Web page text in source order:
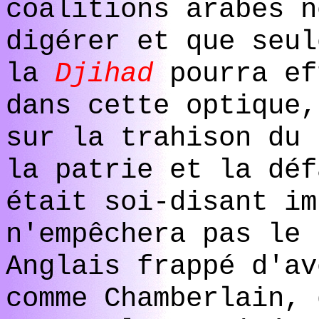
coalitions arabes
digérer et que
la Djihad pourra
dans cette
sur la trahison du
la patrie et la
était soi-disant
n'empêchera pas
Anglais frappé
comme